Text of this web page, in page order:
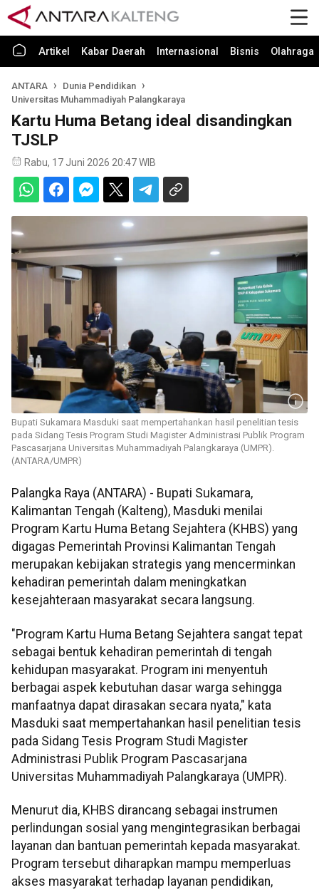
Artikel Kabar Daerah Internasional Bisnis Olahraga
ANTARA
Dunia Pendidikan
Universitas Muhammadiyah Palangkaraya
Kartu Huma Betang ideal disandingkan
TJSLP
Rabu, 17 Juni 2026 20:47 WIB
Bupati Sukamara Masduki saat mempertahankan hasil penelitian tesis
pada Sidang Tesis Program Studi Magister Administrasi Publik Program
Pascasarjana Universitas Muhammadiyah Palangkaraya (UMPR).
(ANTARA/UMPR)
Palangka Raya (ANTARA) - Bupati Sukamara,
Kalimantan Tengah (Kalteng), Masduki menilai
Program Kartu Huma Betang Sejahtera (KHBS) yang
digagas Pemerintah Provinsi Kalimantan Tengah
merupakan kebijakan strategis yang mencerminkan
kehadiran pemerintah dalam meningkatkan
kesejahteraan masyarakat secara langsung.
"Program Kartu Huma Betang Sejahtera sangat tepat
sebagai bentuk kehadiran pemerintah di tengah
kehidupan masyarakat. Program ini menyentuh
berbagai aspek kebutuhan dasar warga sehingga
manfaatnya dapat dirasakan secara nyata," kata
Masduki saat mempertahankan hasil penelitian tesis
pada Sidang Tesis Program Studi Magister
Administrasi Publik Program Pascasarjana
Universitas Muhammadiyah Palangkaraya (UMPR).
Menurut dia, KHBS dirancang sebagai instrumen
perlindungan sosial yang mengintegrasikan berbagai
layanan dan bantuan pemerintah kepada masyarakat.
Program tersebut diharapkan mampu memperluas
akses masyarakat terhadap layanan pendidikan,